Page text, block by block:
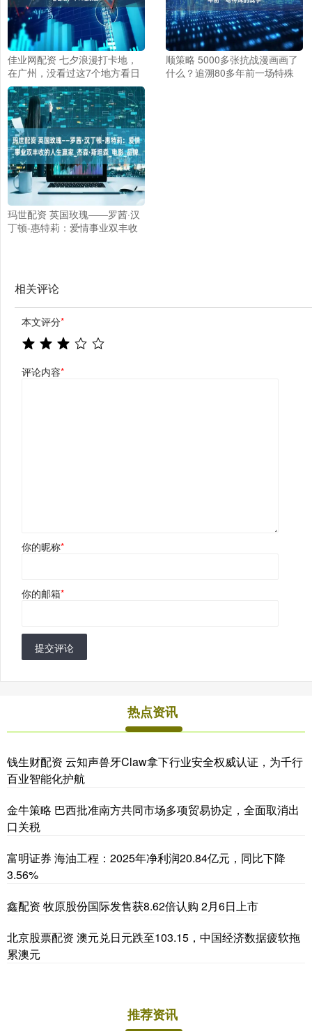
佳业网配资 七夕浪漫打卡地，
在广州，没看过这7个地方看日
落，不叫懂浪漫！
顺策略 5000多张抗战漫画画了
什么？追溯80多年前一场特殊
玛世配资 英国玫瑰——罗茜·汉
丁顿-惠特莉：爱情事业双丰收
相关评论
本文评分*
评论内容*
你的昵称*
你的邮箱*
提交评论
热点资讯
钱生财配资 云知声兽牙Claw拿下行业安全权威认证，为千行
百业智能化护航
金牛策略 巴西批准南方共同市场多项贸易协定，全面取消出
口关税
富明证券 海油工程：2025年净利润20.84亿元，同比下降
3.56%
鑫配资 牧原股份国际发售获8.62倍认购 2月6日上市
北京股票配资 澳元兑日元跌至103.15，中国经济数据疲软拖
累澳元
推荐资讯